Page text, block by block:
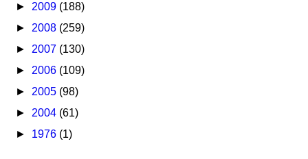
► 2009 (188)
► 2008 (259)
► 2007 (130)
► 2006 (109)
► 2005 (98)
► 2004 (61)
► 1976 (1)